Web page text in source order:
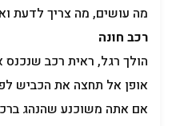
מה עושים, מה צריך לדעת
רכב חונה
הולך רגל, ראית רכב שנכנס
אופן אל תחצה את הכביש
אם אתה משוכנע שהנהג